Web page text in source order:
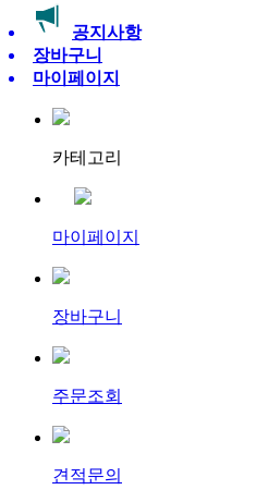
공지사항
장바구니
마이페이지
카테고리
마이페이지
장바구니
주문조회
견적문의